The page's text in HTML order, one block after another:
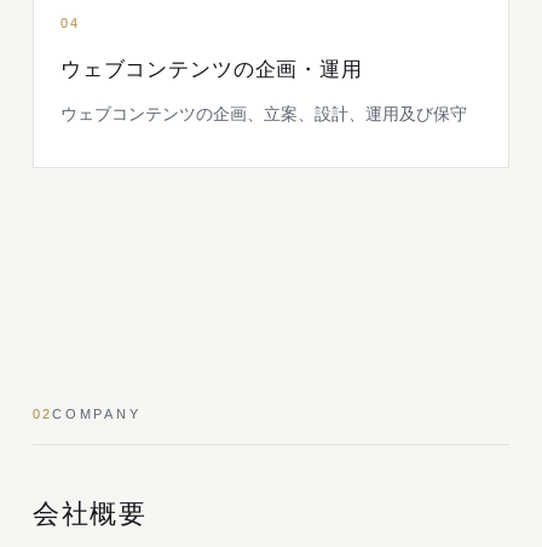
04
ウェブコンテンツの企画・運用
ウェブコンテンツの企画、立案、設計、運用及び保守
02COMPANY
会社概要